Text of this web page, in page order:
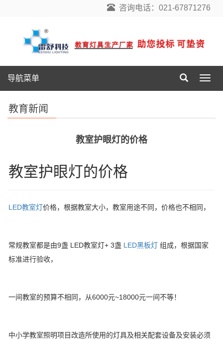
咨询电话：021-67871276
导
航
导航菜单
教育新闻
教室护眼灯的价格
教室护眼灯的价格
LED教室灯价格，根据教室大小，教室用途不同，价格也不相同，
常规教室都是由9盏 LED教室灯+ 3盏 LED黑板灯 组成，根据国家
标准进行验收，
一间教室的预算不相同，从6000元~18000元一间不等！
中小学教室照明项目改造所使用的灯具及相关配套设备及安装必须